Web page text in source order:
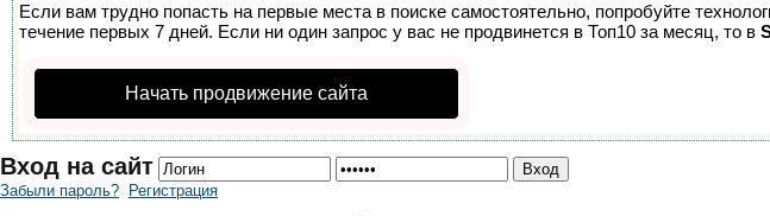
Если вам трудно попасть на первые места в поиске самостоятельно, попробуйте
течение первых 7 дней. Если ни один запрос у вас не продвинется в Топ10 за месяц, то в
Начать продвижение сайта
Вход на сайт
Забыли пароль? Регистрация